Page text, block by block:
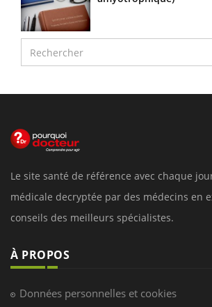
Le site santé de référence avec chaque
médicale decryptée par des médecins en
conseils des meilleurs spécialistes.
À PROPOS
Données personnelles et cookies